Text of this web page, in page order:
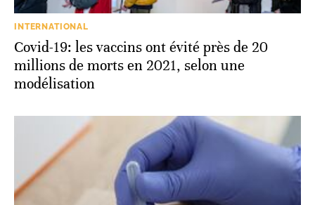
INTERNATIONAL
Covid-19: les vaccins ont évité près de 20
millions de morts en 2021, selon une
modélisation